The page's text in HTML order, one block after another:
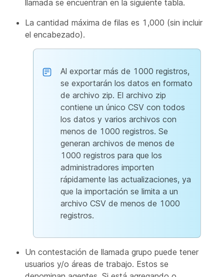
llamada se encuentran en la siguiente tabla.
La cantidad máxima de filas es 1,000 (sin incluir
el encabezado).
Al exportar más de 1000 registros,
se exportarán los datos en formato
de archivo zip. El archivo zip
contiene un único CSV con todos
los datos y varios archivos con
menos de 1000 registros. Se
generan archivos de menos de
1000 registros para que los
administradores importen
rápidamente las actualizaciones, ya
que la importación se limita a un
archivo CSV de menos de 1000
registros.
Un contestación de llamada grupo puede tener
usuarios y/o áreas de trabajo. Estos se